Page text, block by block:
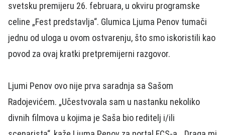
svetsku premijeru 26. februara, u okviru programske
celine „Fest predstavlja“. Glumica Ljuma Penov tumači
jednu od uloga u ovom ostvarenju, što smo iskoristili kao
povod za ovaj kratki pretpremijerni razgovor.
Ljumi Penov ovo nije prva saradnja sa Sašom
Radojevićem. „Učestvovala sam u nastanku nekoliko
divnih filmova u kojima je Saša bio reditelj i/ili